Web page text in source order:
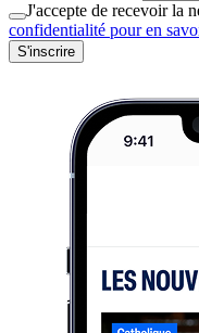
J'accepte de recevoir la
confidentialité pour en
S'inscrire